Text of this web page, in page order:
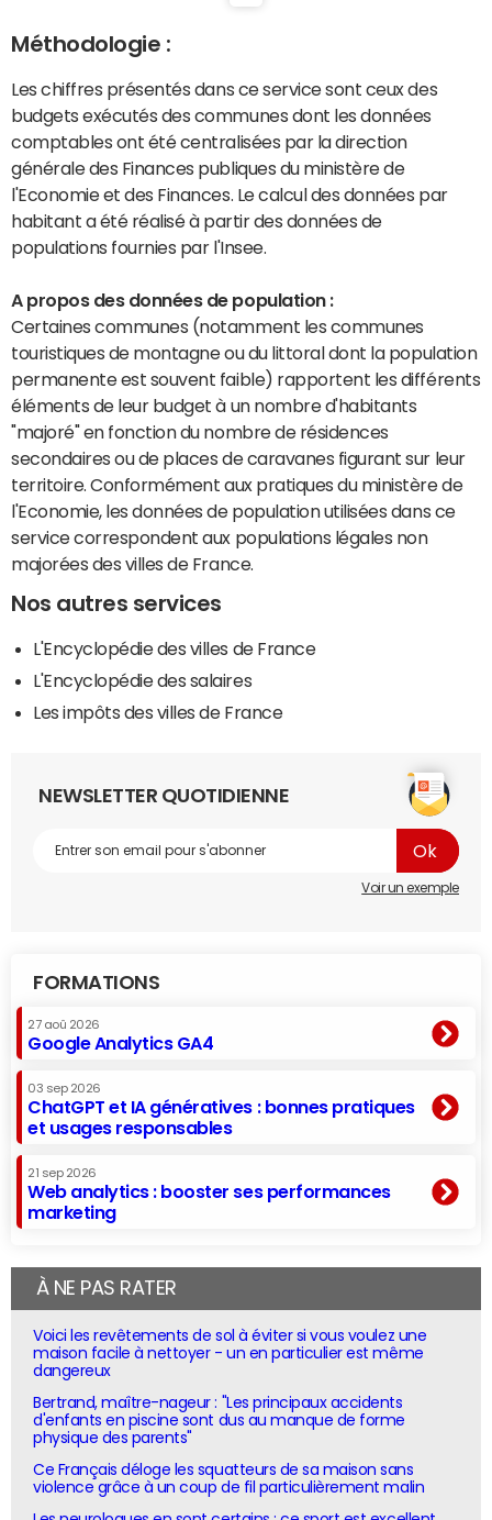
Méthodologie :
Les chiffres présentés dans ce service sont ceux des
budgets exécutés des communes dont les données
comptables ont été centralisées par la direction
générale des Finances publiques du ministère de
l'Economie et des Finances. Le calcul des données par
habitant a été réalisé à partir des données de
populations fournies par l'Insee.
A propos des données de population :
Certaines communes (notamment les communes
touristiques de montagne ou du littoral dont la population
permanente est souvent faible) rapportent les différents
éléments de leur budget à un nombre d'habitants
"majoré" en fonction du nombre de résidences
secondaires ou de places de caravanes figurant sur leur
territoire. Conformément aux pratiques du ministère de
l'Economie, les données de population utilisées dans ce
service correspondent aux populations légales non
majorées des villes de France.
Nos autres services
L'Encyclopédie des villes de France
L'Encyclopédie des salaires
Les impôts des villes de France
NEWSLETTER QUOTIDIENNE
Voir un exemple
FORMATIONS
27 aoû 2026
Google Analytics GA4
03 sep 2026
ChatGPT et IA génératives : bonnes pratiques
et usages responsables
21 sep 2026
Web analytics : booster ses performances
marketing
À NE PAS RATER
Voici les revêtements de sol à éviter si vous voulez une
maison facile à nettoyer - un en particulier est même
dangereux
Bertrand, maître-nageur : "Les principaux accidents
d'enfants en piscine sont dus au manque de forme
physique des parents"
Ce Français déloge les squatteurs de sa maison sans
violence grâce à un coup de fil particulièrement malin